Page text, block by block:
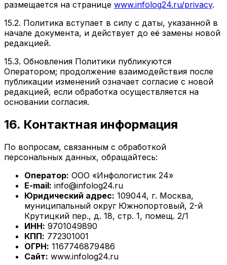
размещается на странице www.infolog24.ru/privacy.
15.2. Политика вступает в силу с даты, указанной в
начале документа, и действует до её замены новой
редакцией.
15.3. Обновления Политики публикуются
Оператором; продолжение взаимодействия после
публикации изменений означает согласие с новой
редакцией, если обработка осуществляется на
основании согласия.
16. Контактная информация
По вопросам, связанным с обработкой
персональных данных, обращайтесь:
Оператор: ООО «Инфологистик 24»
E-mail: info@infolog24.ru
Юридический адрес: 109044, г. Москва,
муниципальный округ Южнопортовый, 2-й
Крутицкий пер., д. 18, стр. 1, помещ. 2/1
ИНН: 9701049890
КПП: 772301001
ОГРН: 1167746879486
Сайт: www.infolog24.ru